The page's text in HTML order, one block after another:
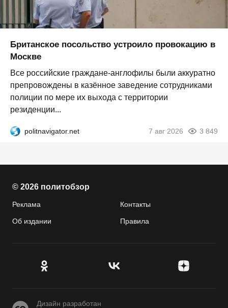
Британское посольство устроило провокацию в
Москве
Все российские граждане-англофилы были аккуратно
препровождены в казённое заведение сотрудниками
полиции по мере их выхода с территории
резиденции...
politnavigator.net 7 авг 2026 3 849
© 2026 политобзор
Реклама Контакты
Об издании Правила